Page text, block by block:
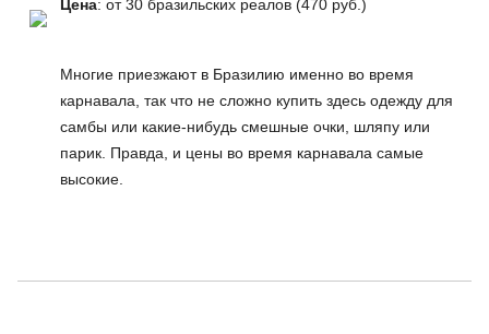
Цена: от 30 бразильских реалов (470 руб.)
Многие приезжают в Бразилию именно во время
карнавала, так что не сложно купить здесь одежду для
самбы или какие-нибудь смешные очки, шляпу или
парик. Правда, и цены во время карнавала самые
высокие.